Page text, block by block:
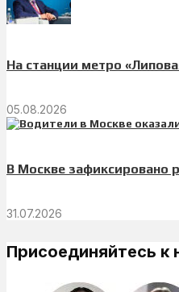
На станции метро
05.08.2026
В Москве зафиксировано
31.07.2026
Присоединяйтесь к